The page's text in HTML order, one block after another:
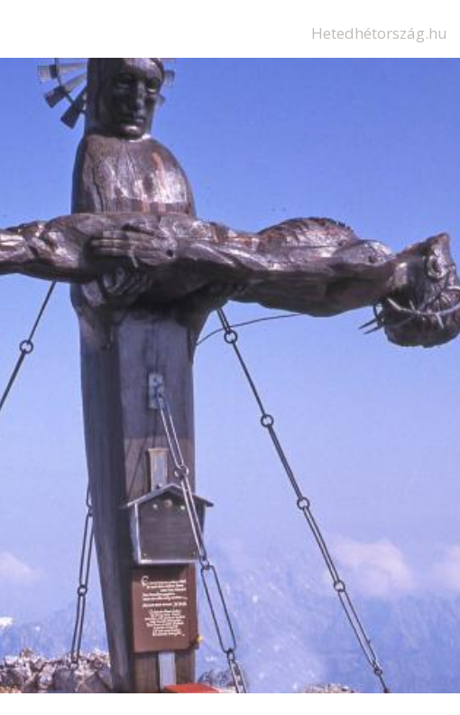
Hetedhétország.hu